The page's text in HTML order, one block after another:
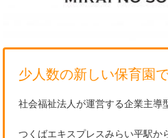
少人数の新しい保育園で
社会福祉法人が運営する企業主導
つくばエキスプレスみらい平駅か